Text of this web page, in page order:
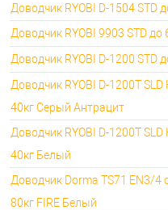
Доводчик RYOBI D-1504 STD
Доводчик RYOBI 9903 STD
Доводчик RYOBI D-1200 STD
Доводчик RYOBI D-1200T
40кг Серый Антрацит
Доводчик RYOBI D-1200T
40кг Белый
Доводчик Dorma TS71 EN3/4
80кг FIRE Белый